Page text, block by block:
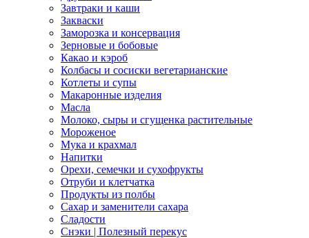
Завтраки и каши
Закваски
Заморозка и консервация
Зерновые и бобовые
Какао и кэроб
Колбасы и сосиски вегетарианские
Котлеты и супы
Макаронные изделия
Масла
Молоко, сыры и сгущенка растительные
Мороженое
Мука и крахмал
Напитки
Орехи, семечки и сухофрукты
Отруби и клетчатка
Продукты из полбы
Сахар и заменители сахара
Сладости
Снэки | Полезный перекус